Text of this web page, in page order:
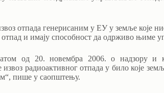
отпада генерисаним у ЕУ у земље које
и имају способност да одрживо њиме
од 20. новембра 2006. о надзору
радиоактивног отпада у било које
пише у саопштењу.